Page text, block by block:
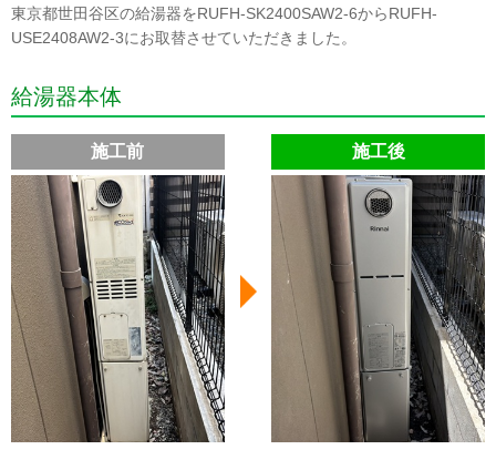
東京都世田谷区の給湯器をRUFH-SK2400SAW2-6からRUFH-
USE2408AW2-3にお取替させていただきました。
給湯器本体
施工前 施工後